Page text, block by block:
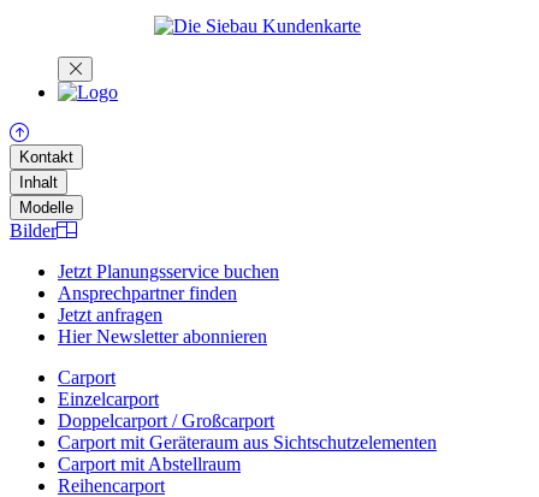
Kontakt
Inhalt
Modelle
Bilder
Jetzt Planungsservice buchen
Ansprechpartner finden
Jetzt anfragen
Hier Newsletter abonnieren
Carport
Einzelcarport
Doppelcarport / Großcarport
Carport mit Geräteraum aus Sichtschutzelementen
Carport mit Abstellraum
Reihencarport